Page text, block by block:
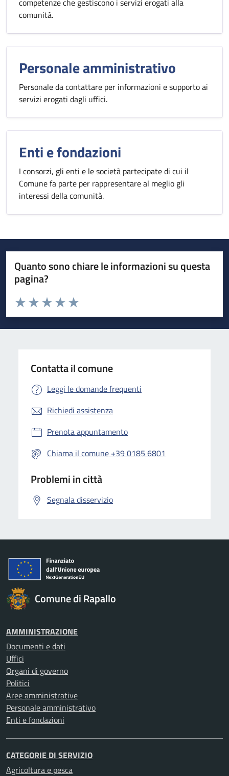
competenze che gestiscono i servizi erogati alla
comunità.
Personale amministrativo
Personale da contattare per informazioni e supporto ai
servizi erogati dagli uffici.
Enti e fondazioni
I consorzi, gli enti e le società partecipate di cui il
Comune fa parte per rappresentare al meglio gli
interessi della comunità.
Quanto sono chiare le informazioni su questa
pagina?
Valuta da 1 a 5 stelle la pagina
Valuta 5 stelle su 5
Valuta 4 stelle su 5
Valuta 3 stelle su 5
Valuta 2 stelle su 5
Valuta 1 stelle su 5
Contatta il comune
Leggi le domande frequenti
Richiedi assistenza
Prenota appuntamento
Chiama il comune +39 0185 6801
Problemi in città
Segnala disservizio
Comune di Rapallo
AMMINISTRAZIONE
Documenti e dati
Uffici
Organi di governo
Politici
Aree amministrative
Personale amministrativo
Enti e fondazioni
CATEGORIE DI SERVIZIO
Agricoltura e pesca